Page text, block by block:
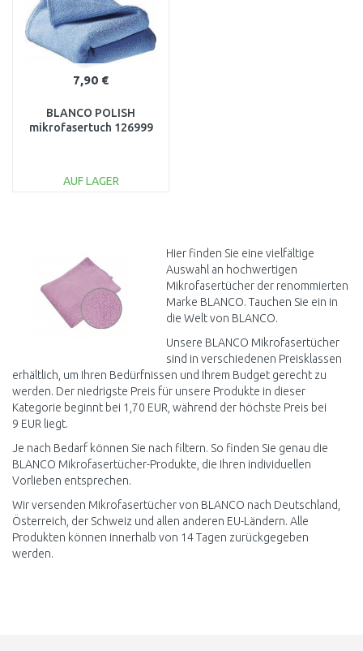
7,90 €
BLANCO POLISH
mikrofasertuch 126999
AUF LAGER
Hier finden Sie eine vielfältige
Auswahl an hochwertigen
Mikrofasertücher der renommierten
Marke BLANCO. Tauchen Sie ein in
die Welt von BLANCO.
Unsere BLANCO Mikrofasertücher
sind in verschiedenen Preisklassen
erhältlich, um Ihren Bedürfnissen und Ihrem Budget gerecht zu
werden. Der niedrigste Preis für unsere Produkte in dieser
Kategorie beginnt bei 1,70 EUR, während der höchste Preis bei
9 EUR liegt.
Je nach Bedarf können Sie nach filtern. So finden Sie genau die
BLANCO Mikrofasertücher-Produkte, die Ihren individuellen
Vorlieben entsprechen.
Wir versenden Mikrofasertücher von BLANCO nach Deutschland,
Österreich, der Schweiz und allen anderen EU-Ländern. Alle
Produkten können innerhalb von 14 Tagen zurückgegeben
werden.